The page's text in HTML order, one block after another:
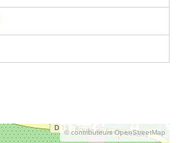
© contributeurs OpenStreetMap